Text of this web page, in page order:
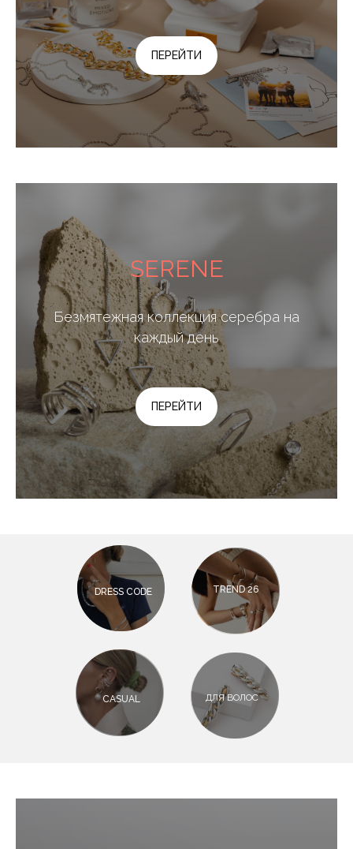
ПЕРЕЙТИ
SERENE
Безмятежная коллекция серебра на
каждый день
ПЕРЕЙТИ
CASUAL
DRESS CODE TREND 26
ДЛЯ ВОЛОС